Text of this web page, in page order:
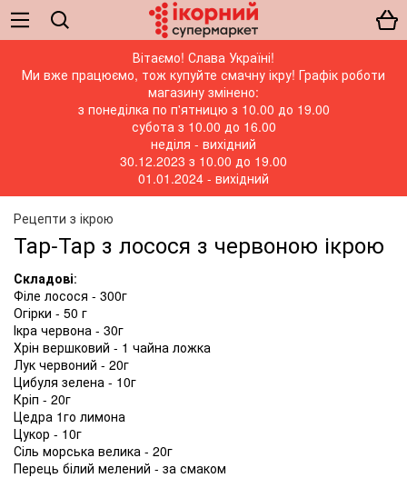
Вітаємо! Слава Україні!
Ми вже працюємо, тож купуйте смачну ікру! Графік роботи
магазину змінено:
з понеділка по п'ятницю з 10.00 до 19.00
субота з 10.00 до 16.00
неділя - вихідний
30.12.2023 з 10.00 до 19.00
01.01.2024 - вихідний
Рецепти з ікрою
Тар-Тар з лосося з червоною ікрою
Складові:
Філе лосося - 300г
Огірки - 50 г
Ікра червона - 30г
Хрін вершковий - 1 чайна ложка
Лук червоний - 20г
Цибуля зелена - 10г
Кріп - 20г
Цедра 1го лимона
Цукор - 10г
Сіль морська велика - 20г
Перець білий мелений - за смаком